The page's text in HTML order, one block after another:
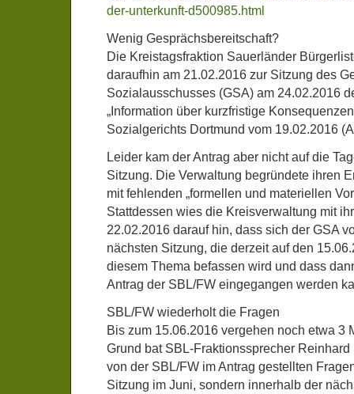
der-unterkunft-d500985.html
Wenig Gesprächsbereitschaft?
Die Kreistagsfraktion Sauerländer
daraufhin am 21.02.2016 zur Sitzung des
Sozialausschusses (GSA) am 24.02.2016
„Information über kurzfristige
Sozialgerichts Dortmund vom 19.02.2016
Leider kam der Antrag aber nicht auf die
Sitzung. Die Verwaltung begründete ihren
mit fehlenden „formellen und materiellen
Stattdessen wies die Kreisverwaltung mit
22.02.2016 darauf hin, dass sich der GSA
nächsten Sitzung, die derzeit auf den
diesem Thema befassen wird und dass
Antrag der SBL/FW eingegangen werden
SBL/FW wiederholt die Fragen
Bis zum 15.06.2016 vergehen noch etwa 3
Grund bat SBL-Fraktionssprecher
von der SBL/FW im Antrag gestellten
Sitzung im Juni, sondern innerhalb der